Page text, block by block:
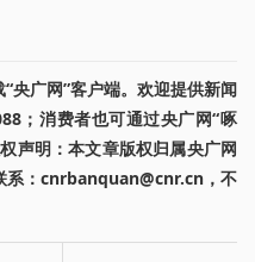
央广网”客户端。欢迎提供新闻
；消费者也可通过央广网“啄
声明：本文章版权归属央广网
系：cnrbanquan@cnr.cn，不